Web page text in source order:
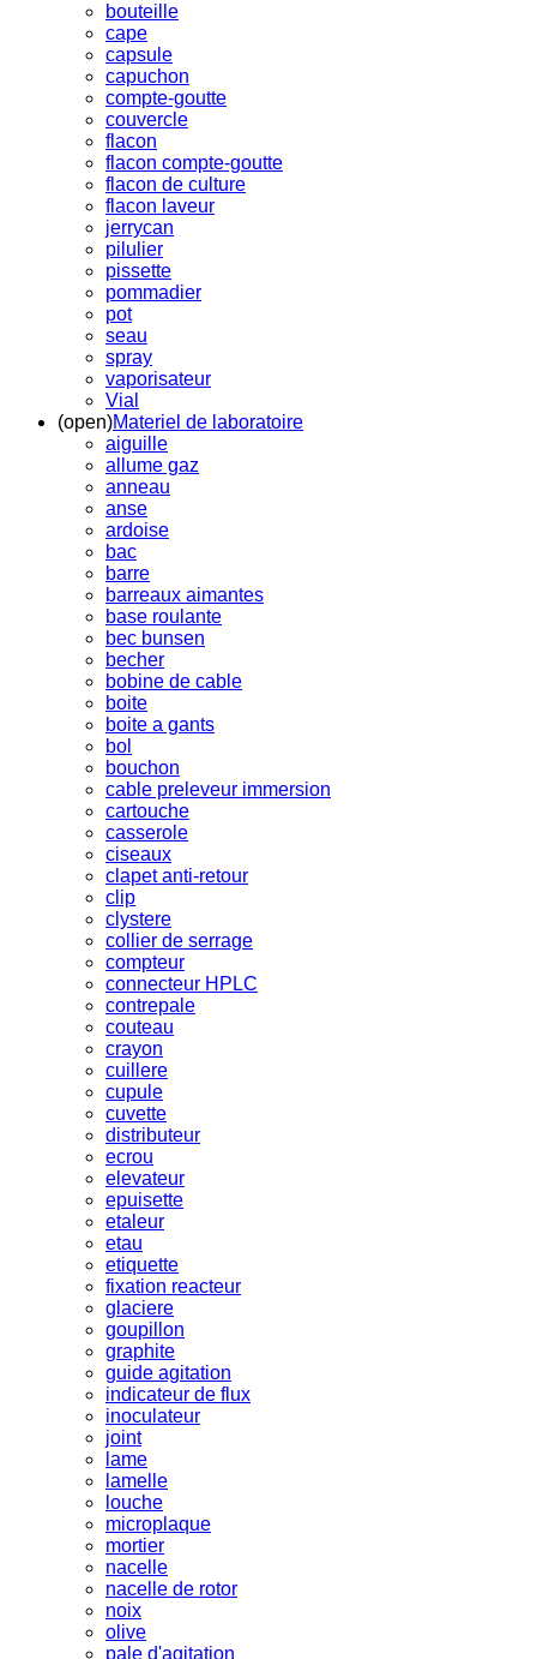
bouteille
cape
capsule
capuchon
compte-goutte
couvercle
flacon
flacon compte-goutte
flacon de culture
flacon laveur
jerrycan
pilulier
pissette
pommadier
pot
seau
spray
vaporisateur
Vial
(open)Materiel de laboratoire
aiguille
allume gaz
anneau
anse
ardoise
bac
barre
barreaux aimantes
base roulante
bec bunsen
becher
bobine de cable
boite
boite a gants
bol
bouchon
cable preleveur immersion
cartouche
casserole
ciseaux
clapet anti-retour
clip
clystere
collier de serrage
compteur
connecteur HPLC
contrepale
couteau
crayon
cuillere
cupule
cuvette
distributeur
ecrou
elevateur
epuisette
etaleur
etau
etiquette
fixation reacteur
glaciere
goupillon
graphite
guide agitation
indicateur de flux
inoculateur
joint
lame
lamelle
louche
microplaque
mortier
nacelle
nacelle de rotor
noix
olive
pale d'agitation